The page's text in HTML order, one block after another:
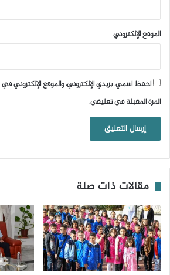
الموقع الإلكتروني
احفظ اسمي، بريدي الإلكتروني، والموقع الإلكتروني
المرة المقبلة في تعليقي.
مقالات ذات صلة